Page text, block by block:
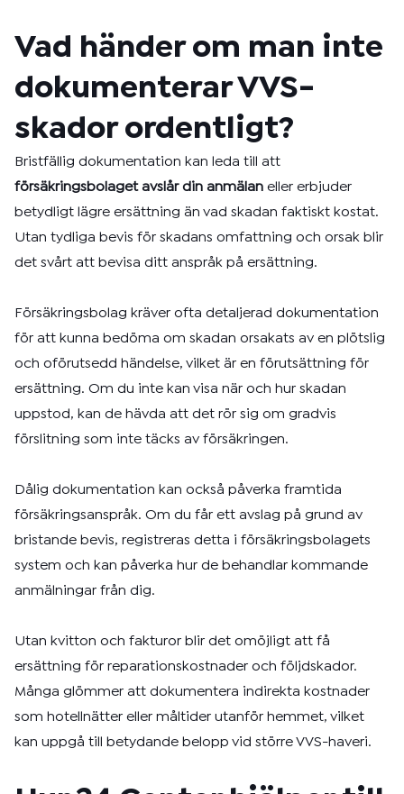
Vad händer om man inte
dokumenterar VVS-
skador ordentligt?
Bristfällig dokumentation kan leda till att
försäkringsbolaget avslår din anmälan eller erbjuder
betydligt lägre ersättning än vad skadan faktiskt kostat.
Utan tydliga bevis för skadans omfattning och orsak blir
det svårt att bevisa ditt anspråk på ersättning.
Försäkringsbolag kräver ofta detaljerad dokumentation
för att kunna bedöma om skadan orsakats av en plötslig
och oförutsedd händelse, vilket är en förutsättning för
ersättning. Om du inte kan visa när och hur skadan
uppstod, kan de hävda att det rör sig om gradvis
förslitning som inte täcks av försäkringen.
Dålig dokumentation kan också påverka framtida
försäkringsanspråk. Om du får ett avslag på grund av
bristande bevis, registreras detta i försäkringsbolagets
system och kan påverka hur de behandlar kommande
anmälningar från dig.
Utan kvitton och fakturor blir det omöjligt att få
ersättning för reparationskostnader och följdskador.
Många glömmer att dokumentera indirekta kostnader
som hotellnätter eller måltider utanför hemmet, vilket
kan uppgå till betydande belopp vid större VVS-haveri.